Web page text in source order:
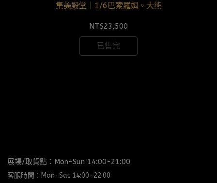
集美殿堂｜1/6巴索羅姆。大熊
NT$23,500
已售完
展場/取貨點：Mon-Sun 14:00-21:00
客服時間：Mon-Sat 14:00-22:00